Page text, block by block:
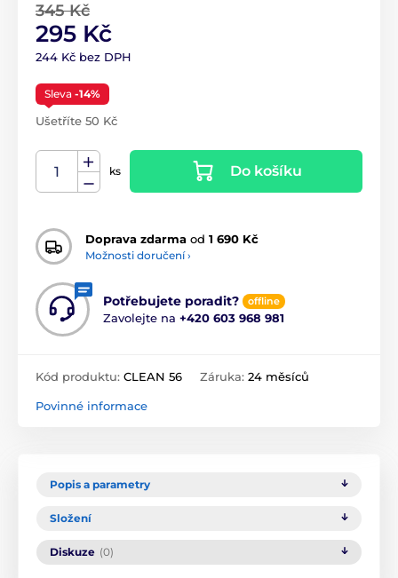
345 Kč
295 Kč
244 Kč bez DPH
Sleva -14%
Ušetříte 50 Kč
ks Do košíku
Doprava zdarma od 1 690 Kč
Možnosti doručení ›
Potřebujete poradit? offline
Zavolejte na +420 603 968 981
Kód produktu: CLEAN 56 Záruka: 24 měsíců
Povinné informace
Popis a parametry
Složení
Diskuze (0)